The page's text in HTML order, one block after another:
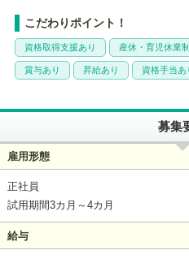
こだわりポイント！
資格取得支援あり 産休・育児休業
賞与あり 昇給あり 資格手当あ
募集
雇用形態
正社員
試用期間3カ月～4カ月
給与